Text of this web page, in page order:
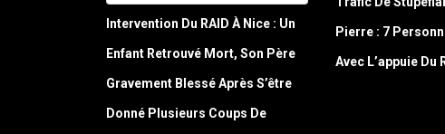
Intervention Du RAID À Nice : Un
Enfant Retrouvé Mort, Son Père
Gravement Blessé Après S’être
Donné Plusieurs Coups De
Pierre : 7
Avec L’appuie Du